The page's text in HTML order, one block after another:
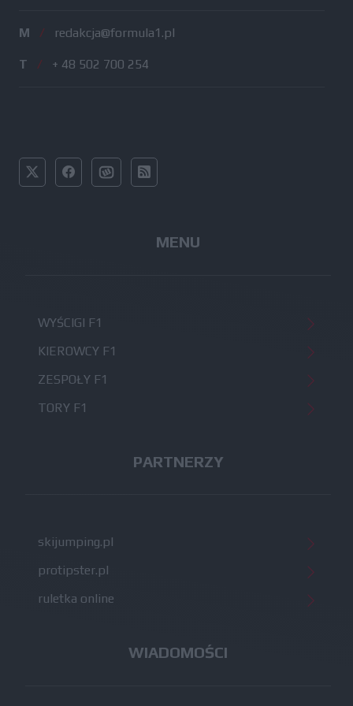
M / redakcja@formula1.pl
T / + 48 502 700 254
MENU
WYŚCIGI F1
KIEROWCY F1
ZESPOŁY F1
TORY F1
PARTNERZY
skijumping.pl
protipster.pl
ruletka online
WIADOMOŚCI